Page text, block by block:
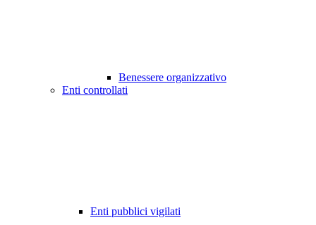
Benessere organizzativo
Enti controllati
Enti pubblici vigilati